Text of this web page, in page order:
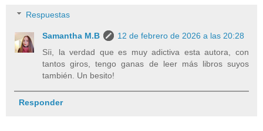
Respuestas
Samantha M.B
12 de febrero de 2026 a las 20:28
Síi, la verdad que es muy adictiva esta autora, con
tantos giros, tengo ganas de leer más libros suyos
también. Un besito!
Responder